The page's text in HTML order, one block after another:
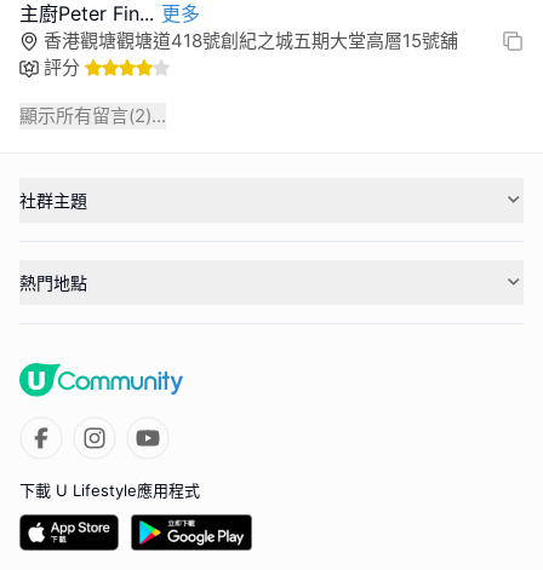
主廚Peter Fin... 更多
香港觀塘觀塘道418號創紀之城五期大堂高層15號舖
評分
顯示所有留言(2)...
社群主題
熱門地點
下載 U Lifestyle應用程式